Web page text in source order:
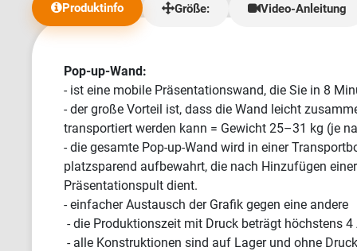
beschleunigt und versandt. Dafür bin ich
sehr dankbar. Die Leinwand kam natürlich
perfekt verpackt und wunderschön an. Die
Qualität ist hervorragend, und das gesamte
Produkt entspricht der Vorschau. Ich werde
nochmals vielen Dank an euch beide,
insbesondere an Frau Klaudia, die mir
geholfen hat, die Leinwand pünktlich zu
erhalten. Ich freue mich auf die weitere
Zusammenarbeit. ♥ Eine sehr zufriedene
absolut
die Lieferung
wenig, aber
Produktinfo Größe: Video-Anleitung
Pop-up-Wand:
- ist eine mobile Präsentationswand, die Sie in 8
- der große Vorteil ist, dass die Wand leicht
transportiert werden kann = Gewicht 25–31 kg (je
- die gesamte Pop-up-Wand wird in einer
platzsparend aufbewahrt, die nach Hinzufügen
Präsentationspult dient.
- einfacher Austausch der Grafik gegen eine andere
- die Produktionszeit mit Druck beträgt höchstens 4
- alle Konstruktionen sind auf Lager und ohne